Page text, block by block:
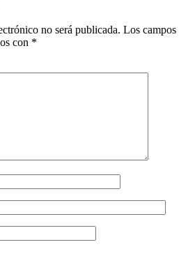
no será publicada. Los campos
con *